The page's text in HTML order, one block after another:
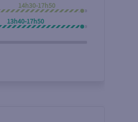
14h30-17h50
13h40-17h50